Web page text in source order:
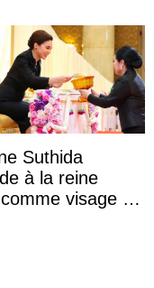
Suthida
à la reine
visage de